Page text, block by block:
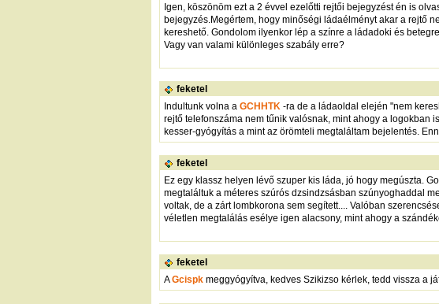
Igen, köszönöm ezt a 2 évvel ezelőtti rejtői bejegyzést én is
bejegyzés.Megértem, hogy minőségi ládaélményt akar a rejtő
kereshető. Gondolom ilyenkor lép a színre a ládadoki és
Vagy van valami különleges szabály erre?
feketel
Indultunk volna a GCHHTK -ra de a ládaoldal elején "nem
rejtő telefonszáma nem tűnik valósnak, mint ahogy a logokban
kesser-gyógyítás a mint az örömteli megtaláltam bejelentés.
feketel
Ez egy klassz helyen lévő szuper kis láda, jó hogy megúszta.
megtaláltuk a méteres szúrós dzsindzsásban szúnyoghaddal
voltak, de a zárt lombkorona sem segített.... Valóban
véletlen megtalálás esélye igen alacsony, mint ahogy a
feketel
AGcispk meggyógyítva, kedves Szikizso kérlek, tedd vissza a